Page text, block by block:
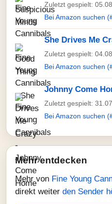
Zuletzt gespielt:
Bei Amazon suchen
She Drives Me
Zuletzt gespielt:
Bei Amazon suchen
Johnny Come
Zuletzt gespielt:
Bei Amazon suchen
Mehr entdecken
Mehr von Fine Young
direkt weiter den Sender